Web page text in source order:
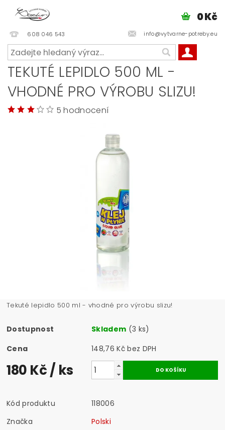
608 046 543 info@vytvarne-potreby.eu
0 Kč
TEKUTÉ LEPIDLO 500 ML -
VHODNÉ PRO VÝROBU SLIZU!
5 hodnocení
Tekuté lepidlo 500 ml - vhodné pro výrobu slizu!
Dostupnost Skladem (3 ks)
Cena
148,76 Kč bez DPH
180 Kč/ ks
Kód produktu
118006
Značka
Polski